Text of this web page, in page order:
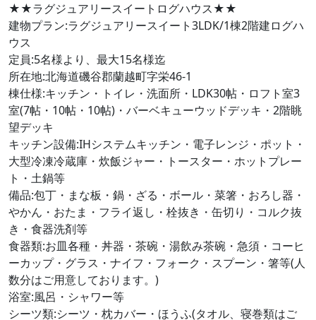
★★ラグジュアリースイートログハウス★★
建物プラン:ラグジュアリースイート3LDK/1棟2階建ログハ
ウス
定員:5名様より、最大15名様迄
所在地:北海道磯谷郡蘭越町字栄46-1
棟仕様:キッチン・トイレ・洗面所・LDK30帖・ロフト室3
室(7帖・10帖・10帖)・バーベキューウッドデッキ・2階眺
望デッキ
キッチン設備:IHシステムキッチン・電子レンジ・ポット・
大型冷凍冷蔵庫・炊飯ジャー・トースター・ホットプレー
ト・土鍋等
備品:包丁・まな板・鍋・ざる・ボール・菜箸・おろし器・
やかん・おたま・フライ返し・栓抜き・缶切り・コルク抜
き・食器洗剤等
食器類:お皿各種・丼器・茶碗・湯飲み茶碗・急須・コーヒ
ーカップ・グラス・ナイフ・フォーク・スプーン・箸等(人
数分はご用意しております。)
浴室:風呂・シャワー等
シーツ類:シーツ・枕カバー・ほうふ(タオル、寝巻類はご